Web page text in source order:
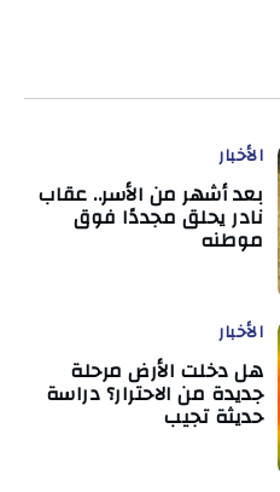
الأخبار
بعد أشهر من الأسر.. عقاب
نادر يحلق مجددًا فوق
موطنه
الأخبار
هل دخلت الأرض مرحلة
جديدة من الاحترار؟ دراسة
حديثة تجيب